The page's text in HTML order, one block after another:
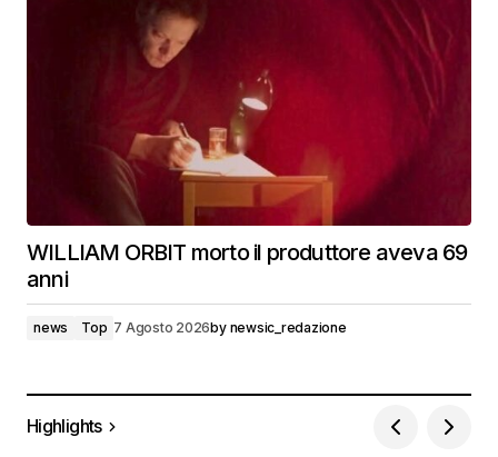
WILLIAM ORBIT morto il produttore aveva 69
anni
news Top 7 Agosto 2026by newsic_redazione
Highlights